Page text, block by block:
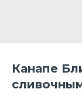
Канапе